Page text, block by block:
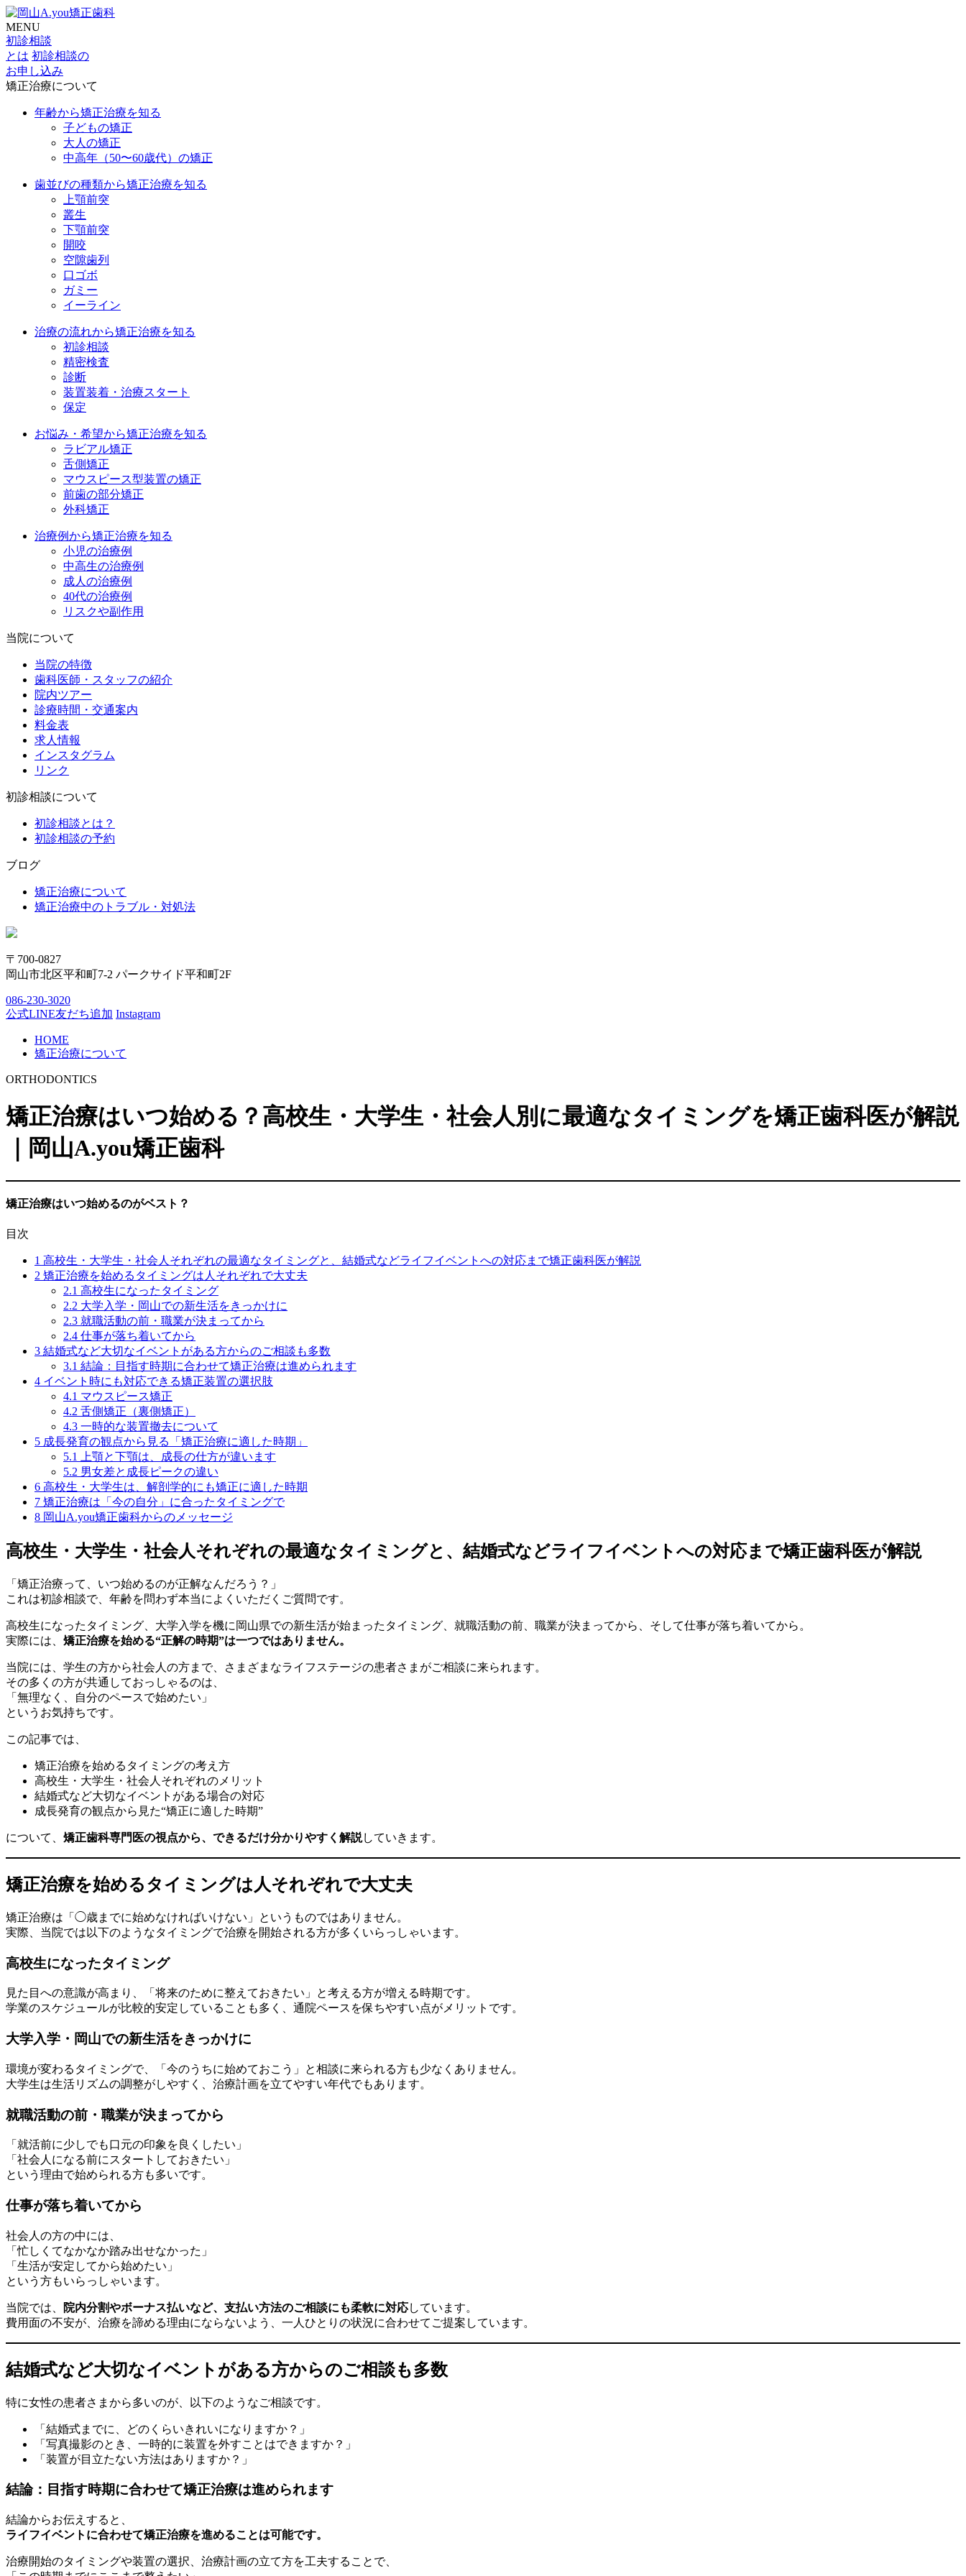
MENU
初診相談
とは 初診相談の
お申し込み
矯正治療について
年齢から矯正治療を知る
子どもの矯正
大人の矯正
中高年（50〜60歳代）の矯正
歯並びの種類から矯正治療を知る
上顎前突
叢生
下顎前突
開咬
空隙歯列
口ゴボ
ガミー
イーライン
治療の流れから矯正治療を知る
初診相談
精密検査
診断
装置装着・治療スタート
保定
お悩み・希望から矯正治療を知る
ラビアル矯正
舌側矯正
マウスピース型装置の矯正
前歯の部分矯正
外科矯正
治療例から矯正治療を知る
小児の治療例
中高生の治療例
成人の治療例
40代の治療例
リスクや副作用
当院について
当院の特徴
歯科医師・スタッフの紹介
院内ツアー
診療時間・交通案内
料金表
求人情報
インスタグラム
リンク
初診相談について
初診相談とは？
初診相談の予約
ブログ
矯正治療について
矯正治療中のトラブル・対処法
〒700-0827
岡山市北区平和町7-2 パークサイド平和町2F
086-230-3020
公式LINE友だち追加 Instagram
HOME
矯正治療について
ORTHODONTICS
矯正治療はいつ始める？高校生・大学生・社会人別に最適なタイミングを矯正歯科医が解説
｜岡山A.you矯正歯科
矯正治療はいつ始めるのがベスト？
目次
1 高校生・大学生・社会人それぞれの最適なタイミングと、結婚式などライフイベントへの対応まで矯正歯科医が解説
2 矯正治療を始めるタイミングは人それぞれで大丈夫
2.1 高校生になったタイミング
2.2 大学入学・岡山での新生活をきっかけに
2.3 就職活動の前・職業が決まってから
2.4 仕事が落ち着いてから
3 結婚式など大切なイベントがある方からのご相談も多数
3.1 結論：目指す時期に合わせて矯正治療は進められます
4 イベント時にも対応できる矯正装置の選択肢
4.1 マウスピース矯正
4.2 舌側矯正（裏側矯正）
4.3 一時的な装置撤去について
5 成長発育の観点から見る「矯正治療に適した時期」
5.1 上顎と下顎は、成長の仕方が違います
5.2 男女差と成長ピークの違い
6 高校生・大学生は、解剖学的にも矯正に適した時期
7 矯正治療は「今の自分」に合ったタイミングで
8 岡山A.you矯正歯科からのメッセージ
高校生・大学生・社会人それぞれの最適なタイミングと、結婚式などライフイベントへの対応まで矯正歯科医が解説
「矯正治療って、いつ始めるのが正解なんだろう？」
これは初診相談で、年齢を問わず本当によくいただくご質問です。
高校生になったタイミング、大学入学を機に岡山県での新生活が始まったタイミング、就職活動の前、職業が決まってから、そして仕事が落ち着いてから。
実際には、 矯正治療を始める“正解の時期”は一つではありません。
当院には、学生の方から社会人の方まで、さまざまなライフステージの患者さまがご相談に来られます。
その多くの方が共通しておっしゃるのは、
「無理なく、自分のペースで始めたい」
というお気持ちです。
この記事では、
矯正治療を始めるタイミングの考え方
高校生・大学生・社会人それぞれのメリット
結婚式など大切なイベントがある場合の対応
成長発育の観点から見た“矯正に適した時期”
について、 矯正歯科専門医の視点から、できるだけ分かりやすく解説していきます。
矯正治療を始めるタイミングは人それぞれで大丈夫
矯正治療は「◯歳までに始めなければいけない」というものではありません。
実際、当院では以下のようなタイミングで治療を開始される方が多くいらっしゃいます。
高校生になったタイミング
見た目への意識が高まり、「将来のために整えておきたい」と考える方が増える時期です。
学業のスケジュールが比較的安定していることも多く、通院ペースを保ちやすい点がメリットです。
大学入学・岡山での新生活をきっかけに
環境が変わるタイミングで、「今のうちに始めておこう」と相談に来られる方も少なくありません。
大学生は生活リズムの調整がしやすく、治療計画を立てやすい年代でもあります。
就職活動の前・職業が決まってから
「就活前に少しでも口元の印象を良くしたい」
「社会人になる前にスタートしておきたい」
という理由で始められる方も多いです。
仕事が落ち着いてから
社会人の方の中には、
「忙しくてなかなか踏み出せなかった」
「生活が安定してから始めたい」
という方もいらっしゃいます。
当院では、 院内分割やボーナス払いなど、支払い方法のご相談にも柔軟に対応しています。
費用面の不安が、治療を諦める理由にならないよう、一人ひとりの状況に合わせてご提案しています。
結婚式など大切なイベントがある方からのご相談も多数
特に女性の患者さまから多いのが、以下のようなご相談です。
「結婚式までに、どのくらいきれいになりますか？」
「写真撮影のとき、一時的に装置を外すことはできますか？」
「装置が目立たない方法はありますか？」
結論：目指す時期に合わせて矯正治療は進められます
結論からお伝えすると、
ライフイベントに合わせて矯正治療を進めることは可能です。
治療開始のタイミングや装置の選択、治療計画の立て方を工夫することで、